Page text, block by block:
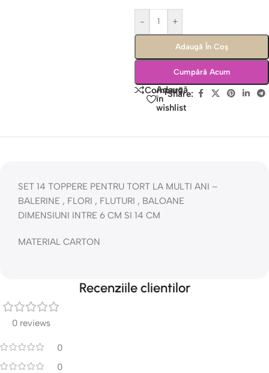
- +
Adaugă În Coș
Cumpără Acum
Compară
Adaugă
în
wishlist
Share:
SET 14 TOPPERE PENTRU TORT LA MULTI ANI –
BALERINE , FLORI , FLUTURI , BALOANE
DIMENSIUNI INTRE 6 CM SI 14 CM
MATERIAL CARTON
Recenziile clientilor
0 reviews
0
0